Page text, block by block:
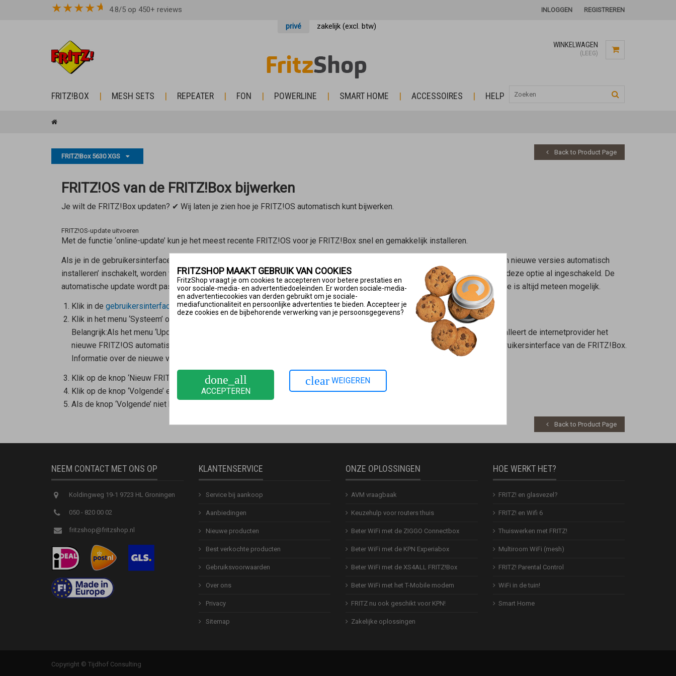
★★★★ 4.8/5 op 450+ reviews INLOGGEN REGISTREREN
privé zakelijk (excl. btw)
WINKELWAGEN
(LEEG)
FRITZ!BOX MESH SETS REPEATER FON POWERLINE SMART HOME ACCESSOIRES HELP
FRITZ!Box 5630 XGS
Back to Product Page
FRITZ!OS van de FRITZ!Box bijwerken
Je wilt de FRITZ!Box updaten? ✔ Wij laten je zien hoe je FRITZ!OS automatisch kunt bijwerken.
FRITZ!OS-update uitvoeren
Met de functie ‘online-update’ kun je het meest recente FRITZ!OS voor je FRITZ!Box snel en gemakkelijk installeren.
Als je in de gebruikersinterface onder ‘Systeem > Update > Auto-update’ de optie ‘Informeren over nieuwe FRITZ!OS-versies en nieuwe versies automatisch
installeren’ inschakelt, worden toekomstige updates automatisch geïnstalleerd. In de fabrieksinstellingen van de FRITZ!Box is deze optie al ingeschakeld. De
automatische update wordt pas enige tijd na het uitbrengen van de update uitgevoerd en gefaseerd verspreid. Een online-update is altijd meteen mogelijk.
Klik in de gebruikersinterface van de FRITZ!Boxop ‘Systeem’.
Klik in het menu ‘Systeem’ op ‘Update’.
Belangrijk:Als het menu ‘Update’ niet beschikbaar is, heeft je internetprovider je FRITZ!Box geleverd. Bij deze apparaten installeert de internetprovider het
nieuwe FRITZ!OS automatisch. Daarom is het ook niet mogelijk en niet noodzakelijk om een update te installeren via de gebruikersinterface van de FRITZ!Box.
Informatie over de nieuwe versie van FRITZ!OS en mogelijke data krijg je van je provider.
Klik op de knop ‘Nieuw FRITZ!OS zoeken’.
Klik op de knop ‘Volgende’ en volg de instructies van de wizard.
Als de knop ‘Volgende’ niet beschikbaar is, klik dan op de knop Update nu starten’.
Back to Product Page
NEEM CONTACT MET ONS OP
Koldingweg 19-1 9723 HL Groningen
050 - 820 00 02
fritzshop@fritzshop.nl
KLANTENSERVICE
Service bij aankoop
Aanbiedingen
Nieuwe producten
Best verkochte producten
Gebruiksvoorwaarden
Over ons
Privacy
Sitemap
ONZE OPLOSSINGEN
AVM vraagbaak
Keuzehulp voor routers thuis
Beter WiFi met de ZIGGO Connectbox
Beter WiFi met de KPN Experiabox
Beter WiFi met de XS4ALL FRITZ!Box
Beter WiFi met het T-Mobile modem
FRITZ nu ook geschikt voor KPN!
Zakelijke oplossingen
HOE WERKT HET?
FRITZ! en glasvezel?
FRITZ! en Wifi 6
Thuiswerken met FRITZ!
Multiroom WiFi (mesh)
FRITZ! Parental Control
WiFi in de tuin!
Smart Home
Copyright © Tijdhof Consulting
FRITZSHOP MAAKT GEBRUIK VAN COOKIES
FritzShop vraagt je om cookies te accepteren voor betere prestaties en
voor sociale-media- en advertentiedoeleinden. Er worden sociale-media-
en advertentiecookies van derden gebruikt om je sociale-
mediafunctionaliteit en persoonlijke advertenties te bieden. Accepteer je
deze cookies en de bijbehorende verwerking van je persoonsgegevens?
done_all
ACCEPTEREN
clear WEIGEREN